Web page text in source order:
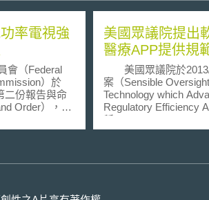
率電視強
（Federal
）於
二份報告與命
Order），針
television,
程進行規範，
規定僅適用於
於低功率電
美國眾議院提出
醫療APP提供規
美國眾議院於2013/
案（Sensible
Technology which
Regulatory Efficiency
稱Software Act，
食品藥物管理局 (Food